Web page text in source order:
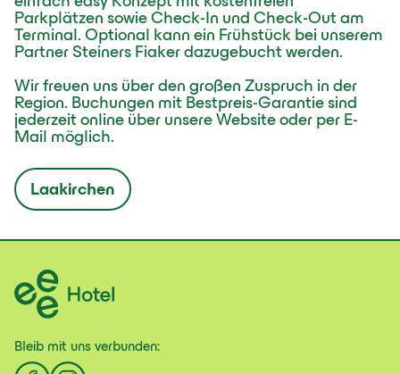
Parkplätzen sowie Check-In und Check-Out am
Terminal. Optional kann ein Frühstück bei unserem
Partner Steiners Fiaker dazugebucht werden.
Wir freuen uns über den großen Zuspruch in der
Region. Buchungen mit Bestpreis-Garantie sind
jederzeit online über unsere Website oder per E-
Mail möglich.
Laakirchen
Bleib mit uns verbunden: